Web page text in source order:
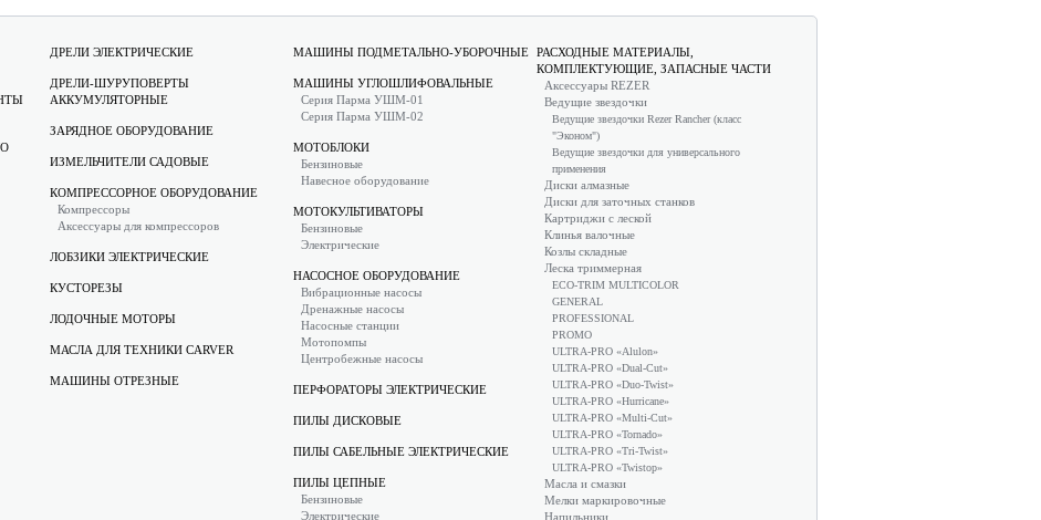
ДРЕЛИ ЭЛЕКТРИЧЕСКИЕ
ДРЕЛИ-ШУРУПОВЕРТЫ
АККУМУЛЯТОРНЫЕ
ЗАРЯДНОЕ ОБОРУДОВАНИЕ
ИЗМЕЛЬЧИТЕЛИ САДОВЫЕ
КОМПРЕССОРНОЕ ОБОРУДОВАНИЕ
Компрессоры
Аксессуары для компрессоров
ЛОБЗИКИ ЭЛЕКТРИЧЕСКИЕ
КУСТОРЕЗЫ
ЛОДОЧНЫЕ МОТОРЫ
МАСЛА ДЛЯ ТЕХНИКИ CARVER
МАШИНЫ ОТРЕЗНЫЕ
МАШИНЫ ПОДМЕТАЛЬНО-УБОРОЧНЫЕ
МАШИНЫ УГЛОШЛИФОВАЛЬНЫЕ
Серия Парма УШМ-01
Серия Парма УШМ-02
МОТОБЛОКИ
Бензиновые
Навесное оборудование
МОТОКУЛЬТИВАТОРЫ
Бензиновые
Электрические
НАСОСНОЕ ОБОРУДОВАНИЕ
Вибрационные насосы
Дренажные насосы
Насосные станции
Мотопомпы
Центробежные насосы
ПЕРФОРАТОРЫ ЭЛЕКТРИЧЕСКИЕ
ПИЛЫ ДИСКОВЫЕ
ПИЛЫ САБЕЛЬНЫЕ ЭЛЕКТРИЧЕСКИЕ
ПИЛЫ ЦЕПНЫЕ
Бензиновые
Электрические
РАСХОДНЫЕ МАТЕРИАЛЫ,
КОМПЛЕКТУЮЩИЕ, ЗАПАСНЫЕ ЧАСТИ
Аксессуары REZER
Ведущие звездочки
Ведущие звездочки Rezer Rancher (класс
"Эконом")
Ведущие звездочки для универсального
применения
Диски алмазные
Диски для заточных станков
Картриджи с леской
Клинья валочные
Козлы складные
Леска триммерная
ECO-TRIM MULTICOLOR
GENERAL
PROFESSIONAL
PROMO
ULTRA-PRO «Alulon»
ULTRA-PRO «Dual-Cut»
ULTRA-PRO «Duo-Twist»
ULTRA-PRO «Hurricane»
ULTRA-PRO «Multi-Cut»
ULTRA-PRO «Tornado»
ULTRA-PRO «Tri-Twist»
ULTRA-PRO «Twistop»
Масла и смазки
Мелки маркировочные
Напильники